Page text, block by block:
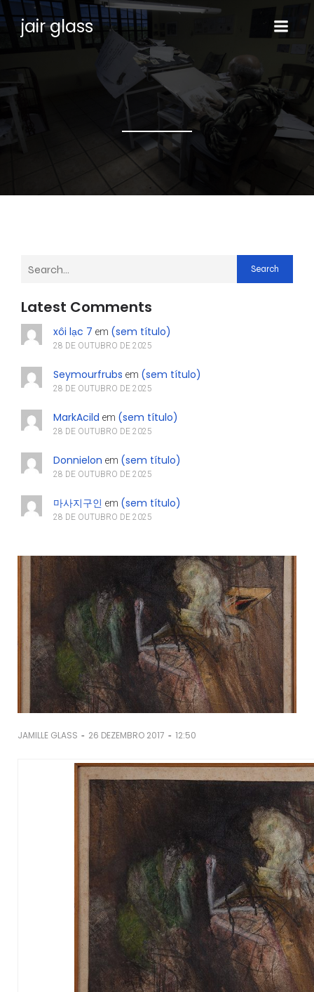
jair glass
Search
Latest Comments
xôi lạc 7 em (sem título)
28 DE OUTUBRO DE 2025
Seymourfrubs em (sem título)
28 DE OUTUBRO DE 2025
MarkAcild em (sem título)
28 DE OUTUBRO DE 2025
Donnielon em (sem título)
28 DE OUTUBRO DE 2025
마사지구인 em (sem título)
28 DE OUTUBRO DE 2025
JAMILLE GLASS - 26 DEZEMBRO 2017 - 12:50